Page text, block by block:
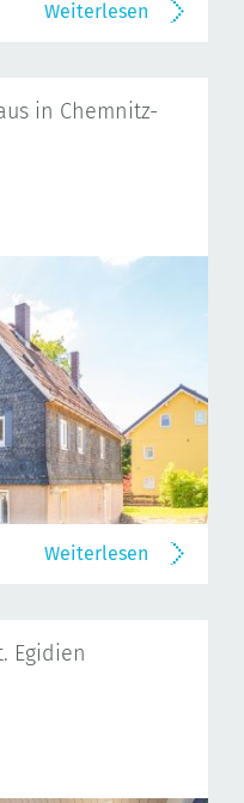
Weiterlesen
in Chemnitz-
Weiterlesen
Egidien